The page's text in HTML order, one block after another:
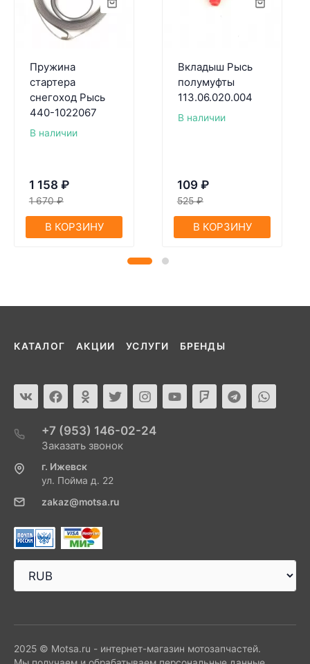
Пружина
стартера
снегоход Рысь
440-1022067
В наличии
1 158 ₽
1 670 ₽
В КОРЗИНУ
Вкладыш Рысь
полумуфты
113.06.020.004
В наличии
109 ₽
525 ₽
В КОРЗИНУ
КАТАЛОГ АКЦИИ УСЛУГИ БРЕНДЫ
+7 (953) 146-02-24
Заказать звонок
г. Ижевск
ул. Пойма д. 22
zakaz@motsa.ru
2025 © Motsa.ru - интернет-магазин мотозапчастей.